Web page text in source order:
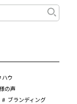
ハウ
の声
ブランディング